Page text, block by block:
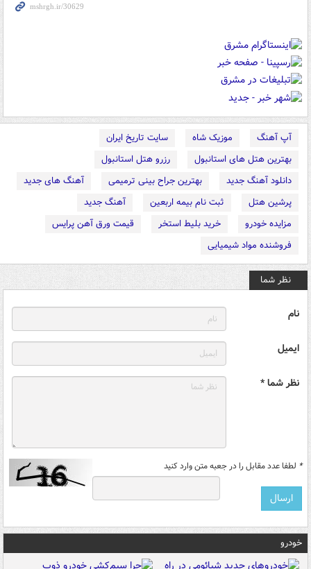
آپ آهنگ موزیک شاه
سایت تاریخ ایران
بهترین هتل های استانبول
رزرو هتل استانبول
دانلود آهنگ جدید
بهترین جراح بینی ترمیمی
آهنگ های جدید
پرشین هتل
ثبت نام بیمه اربعین
آهنگ جدید
مزایده خودرو
خرید بلیط استخر
قیمت ورق آهن پرایس
فروشنده مواد شیمیایی
نظر شما
نام
ایمیل
نظر شما *
* لطفا عدد مقابل را در جعبه متن وارد کنید
خودرو